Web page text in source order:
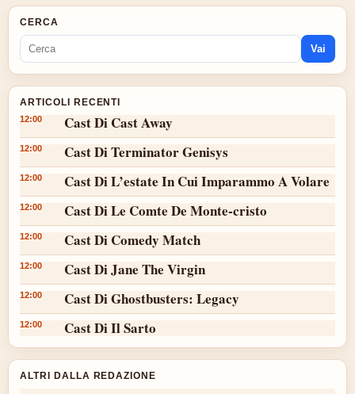
CERCA
Vai
ARTICOLI RECENTI
12:00 Cast Di Cast Away
12:00 Cast Di Terminator Genisys
12:00 Cast Di L’estate In Cui Imparammo A Volare
12:00 Cast Di Le Comte De Monte-cristo
12:00 Cast Di Comedy Match
12:00 Cast Di Jane The Virgin
12:00 Cast Di Ghostbusters: Legacy
12:00 Cast Di Il Sarto
ALTRI DALLA REDAZIONE